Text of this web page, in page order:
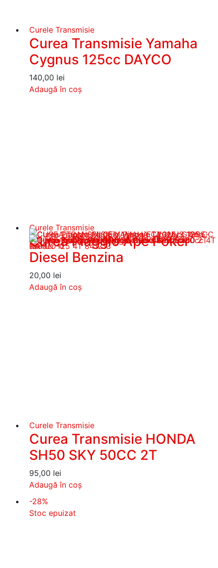
Curele Transmisie
Curea Transmisie Yamaha
Cygnus 125cc DAYCO
140,00 lei
Adaugă în coș
Curele Transmisie
Curea Piaggio Ape Poker
Diesel Benzina
20,00 lei
Adaugă în coș
Curele Transmisie
Curea Transmisie HONDA
SH50 SKY 50CC 2T
95,00 lei
Adaugă în coș
-28%
Stoc epuizat